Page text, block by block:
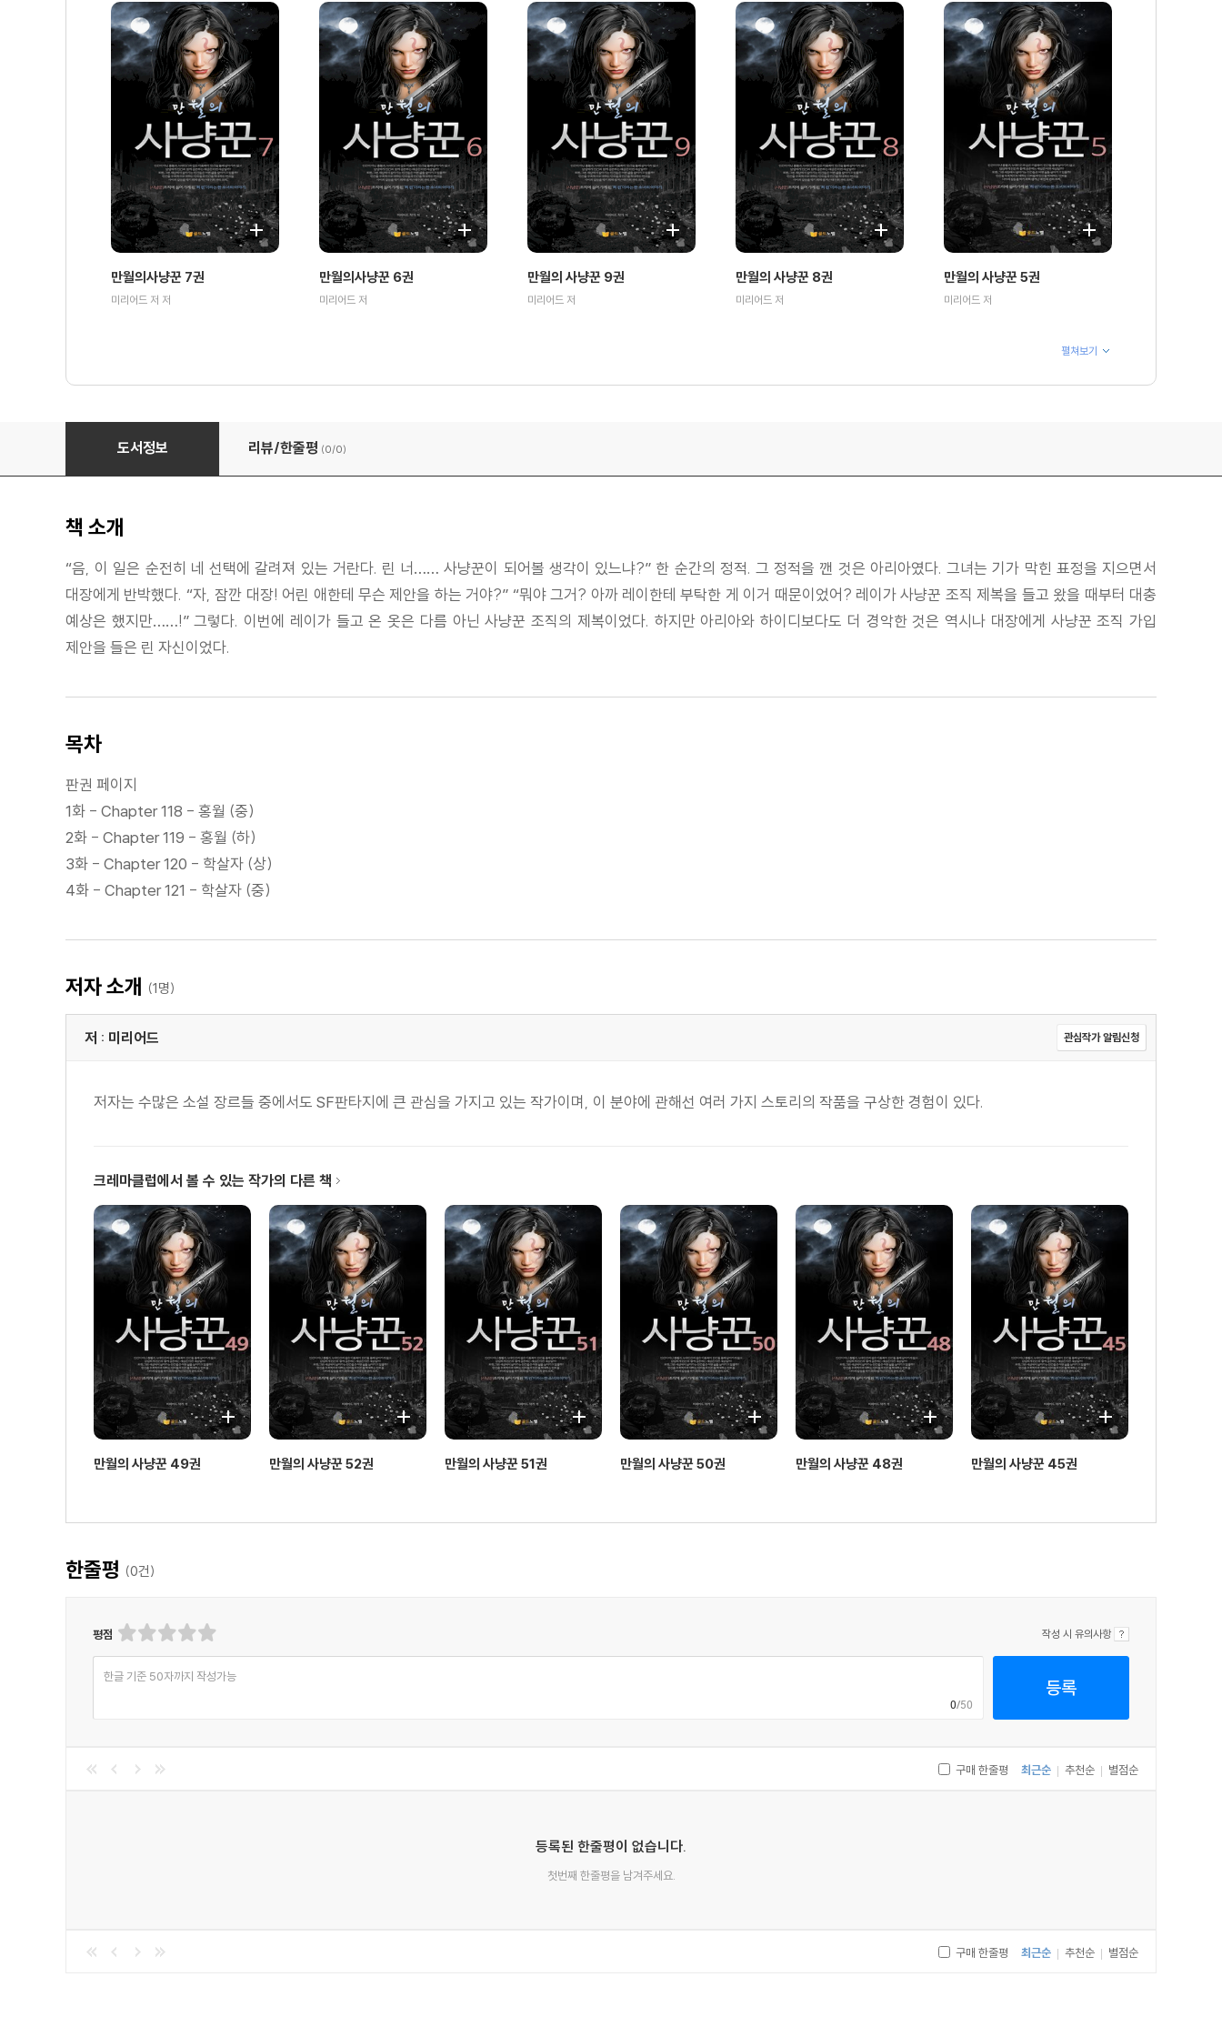
만월의사냥꾼 7권
미리어드 저 저
만월의사냥꾼 6권
미리어드 저
만월의 사냥꾼 9권
미리어드 저
만월의 사냥꾼 8권
미리어드 저
만월의 사냥꾼 5권
미리어드 저
펼쳐보기
만월의 사냥꾼 30권
도서정보 리뷰/한줄평 (0/0)
책 소개
“음, 이 일은 순전히 네 선택에 갈려져 있는 거란다. 린 너…… 사냥꾼이 되어볼 생각이 있느냐?” 한 순간의 정적. 그 정적을 깬 것은 아리아였다. 그녀는 기가 막힌 표정을 지으면서
대장에게 반박했다. “자, 잠깐 대장! 어린 애한테 무슨 제안을 하는 거야?” “뭐야 그거? 아까 레이한테 부탁한 게 이거 때문이었어? 레이가 사냥꾼 조직 제복을 들고 왔을 때부터 대충
예상은 했지만……!” 그렇다. 이번에 레이가 들고 온 옷은 다름 아닌 사냥꾼 조직의 제복이었다. 하지만 아리아와 하이디보다도 더 경악한 것은 역시나 대장에게 사냥꾼 조직 가입
제안을 들은 린 자신이었다.
목차
판권 페이지
1화 - Chapter 118 - 홍월 (중)
2화 - Chapter 119 - 홍월 (하)
3화 - Chapter 120 - 학살자 (상)
4화 - Chapter 121 - 학살자 (중)
저자 소개 (1명)
저 : 미리어드 관심작가 알림신청
저자는 수많은 소설 장르들 중에서도 SF판타지에 큰 관심을 가지고 있는 작가이며, 이 분야에 관해선 여러 가지 스토리의 작품을 구상한 경험이 있다.
크레마클럽에서 볼 수 있는 작가의 다른 책
만월의 사냥꾼 49권 만월의 사냥꾼 52권 만월의 사냥꾼 51권 만월의 사냥꾼 50권 만월의 사냥꾼 48권 만월의 사냥꾼 45권
한줄평 (0건)
평점 작성 시 유의사항
한글 기준 50자까지 작성가능
0/50
등록
구매 한줄평 최근순 추천순 별점순
등록된 한줄평이 없습니다.
첫번째 한줄평을 남겨주세요.
구매 한줄평 최근순 추천순 별점순